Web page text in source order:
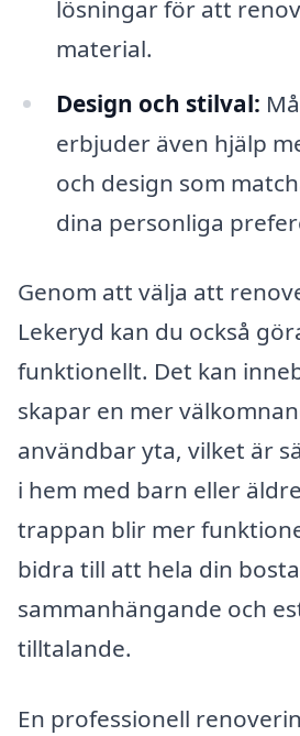
lösningar för att
material.
Design och stilval:
erbjuder även hjälp
och design som
dina personliga
Genom att välja att
Lekeryd kan du också
funktionellt. Det kan
skapar en mer
användbar yta, vilket är
i hem med barn eller
trappan blir mer
bidra till att hela din
sammanhängande och
tilltalande.
En professionell